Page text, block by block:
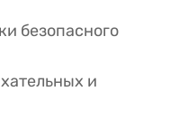
безопасного
и